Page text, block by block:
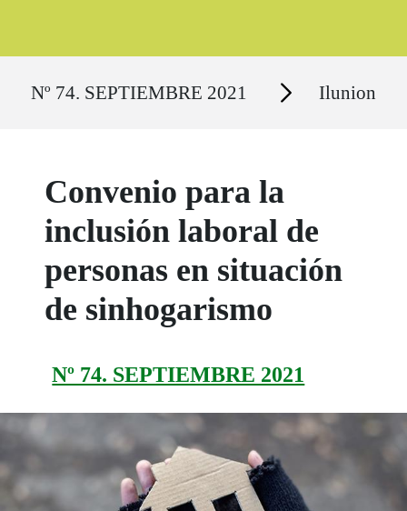
Nº 74. SEPTIEMBRE 2021 Secciones Ilunion
Convenio para la
inclusión laboral de
personas en situación
de sinhogarismo
Nº 74. SEPTIEMBRE 2021